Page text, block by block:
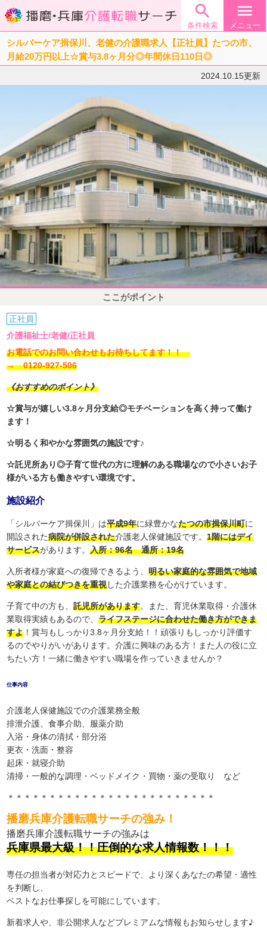

条件検索
menu
メニュー
シルバーケア揖保川、老健の介護職求人【正社員】たつの市、
月給20万円以上☆賞与3.8ヶ月分◎年間休日110日◎
2024.10.15更新
ここがポイント
正社員
介護福祉士/老健/正社員
お電話でのお問い合わせもお待ちしてます！！
→ 0120-927-506
《おすすめのポイント》
☆賞与が嬉しい3.8ヶ月分支給◎モチベーションを高く持って働け
ます！
☆明るく和やかな雰囲気の施設です♪
☆託児所あり◎子育て世代の方に理解のある職場なので小さいお子
様がいる方も働きやすい環境です。
施設紹介
「シルバーケア揖保川」は平成9年に緑豊かなたつの市揖保川町に
開設された病院が併設された介護老人保健施設です。1階にはデイ
サービスがあります。入所：96名 通所：19名
入所者様が家庭への復帰できるよう、明るい家庭的な雰囲気で地域
や家庭との結びつきを重視した介護業務を心がけています。
子育て中の方も、託児所があります。また、育児休業取得・介護休
業取得実績もあるので、ライフステージに合わせた働き方ができま
すよ ！賞与もしっかり3.8ヶ月分支給！！頑張りもしっかり評価す
るのでやりがいがあります。介護に興味のある方！また人の役に立
ちたい方！一緒に働きやすい職場を作っていきませんか？
仕事内容
介護老人保健施設での介護業務全般
排泄介護、食事介助、服薬介助
入浴・身体の清拭・部分浴
更衣・洗面・整容
起床・就寝介助
清掃・一般的な調理・ベッドメイク・買物・薬の受取り など
＊＊＊＊＊＊＊＊＊＊＊＊＊＊＊＊＊＊＊＊＊＊＊＊＊
播磨兵庫介護転職サーチの強み！
播磨兵庫介護転職サーチの強みは
兵庫県最大級！！圧倒的な求人情報数！！！
専任の担当者が対応力とスピードで、より深くあなたの希望・適性
を判断し、
ベストなお仕事探しを可能にしています。
新着求人や、非公開求人などプレミアムな情報もお知らせします♪